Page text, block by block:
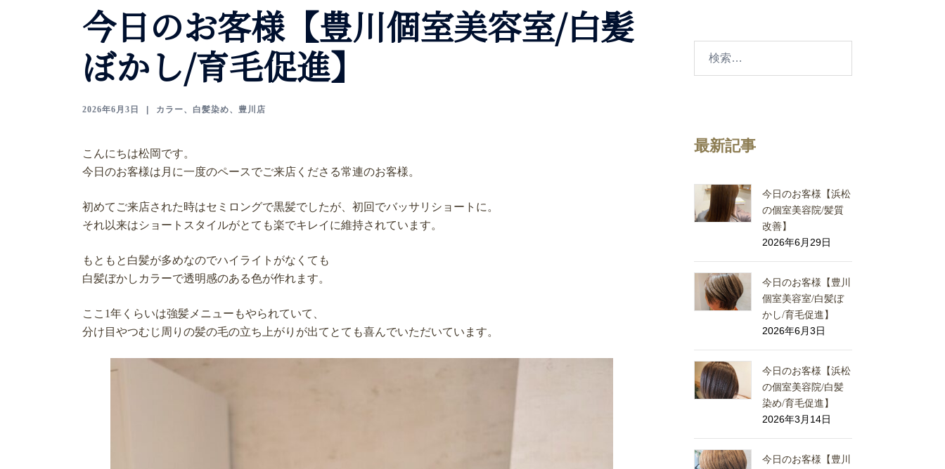
今日のお客様【豊川個室美容室/白髪
ぼかし/育毛促進】
2026年6月3日 カラー、白髪染め、 豊川店
こんにちは松岡です。
今日のお客様は月に一度のペースでご来店くださる常連のお客様。
初めてご来店された時はセミロングで黒髪でしたが、初回でバッサリショートに。
それ以来はショートスタイルがとても楽でキレイに維持されています。
もともと白髪が多めなのでハイライトがなくても
白髪ぼかしカラーで透明感のある色が作れます。
ここ1年くらいは強髪メニューもやられていて、
分け目やつむじ周りの髪の毛の立ち上がりが出てとても喜んでいただいています。
最新記事
今日のお客様【浜松
の個室美容院/髪質
改善】
2026年6月29日
今日のお客様【豊川
個室美容室/白髪ぼ
かし/育毛促進】
2026年6月3日
今日のお客様【浜松
の個室美容院/白髪
染め/育毛促進】
2026年3月14日
今日のお客様【豊川